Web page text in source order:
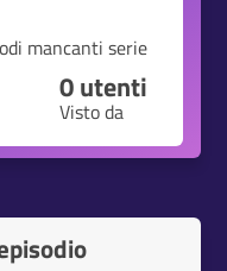
mancanti serie
0utenti
Visto da